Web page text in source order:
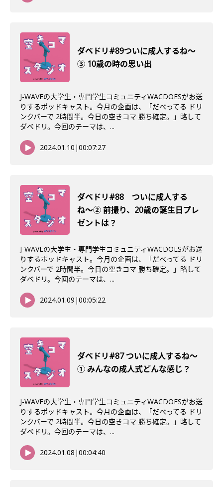
ダベドリ#89ついに成人するね〜
③ 10歳の時の思い出
J-WAVEの大学生・専門学生コミュニティWACDOESがお送
りするポッドキャスト。今月の企画は、「だべってる ドリ
ンクバーで 2時間半。今日の空きコマ 勝ち確定。」略して
ダベドリ。今回のテーマは、...
2024.01.10 |00:07:27
ダベドリ#88 ついに成人する
ね〜② 前撮り、20歳の誕生日プレ
ゼントは？
J-WAVEの大学生・専門学生コミュニティWACDOESがお送
りするポッドキャスト。今月の企画は、「だべってる ドリ
ンクバーで 2時間半。今日の空きコマ 勝ち確定。」略して
ダベドリ。今回のテーマは、...
2024.01.09 |00:05:22
ダベドリ#87 ついに成人するね〜
① みんなの成人式どんな感じ？
J-WAVEの大学生・専門学生コミュニティWACDOESがお送
りするポッドキャスト。今月の企画は、「だべってる ドリ
ンクバーで 2時間半。今日の空きコマ 勝ち確定。」略して
ダベドリ。今回のテーマは、...
2024.01.08 |00:04:40